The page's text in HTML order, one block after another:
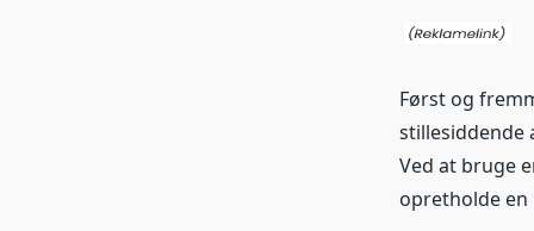
Først og
stillesiddende
Ved at bruge
opretholde en